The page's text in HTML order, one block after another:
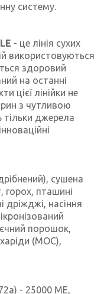
систему.
- це лінія сухих
використовуються
здоровий
на останні
цієї лінійки не
з чутливою
джерела
сушена
горох, пташині
дріжджі, насіння
порошок,
(МОС),
- 25000 ME,